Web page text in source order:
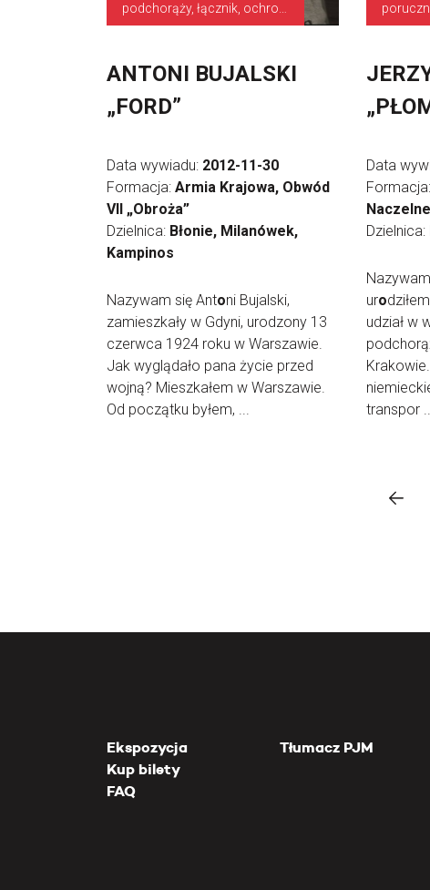
ANTONI BUJALSKI
„FORD”
Data wywiadu: 2012-11-30
Formacja: Armia Krajowa, Obwód
VII „Obroża”
Dzielnica: Błonie, Milanówek,
Kampinos
Nazywam się Antoni Bujalski,
zamieszkały w Gdyni, urodzony 13
czerwca 1924 roku w Warszawie.
Jak wyglądało pana życie przed
wojną? Mieszkałem w Warszawie.
Od początku byłem, ...
Data
Formacja:
Dzielnica:
uro
udział w
transpor
Ekspozycja
Kup bilety
FAQ
Tłumacz PJM